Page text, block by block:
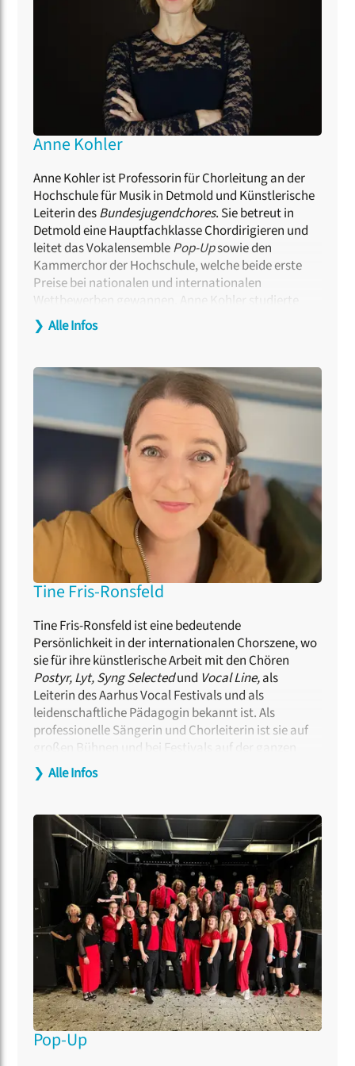
Anne Kohler
Anne Kohler ist Professorin für Chorleitung an der
Hochschule für Musik in Detmold und Künstlerische
Leiterin desBundesjugendchores. Sie betreut in
Detmold eine Hauptfachklasse Chordirigieren und
leitet das VokalensemblePop-Upsowie den
Kammerchor der Hochschule, welche beide erste
Preise bei nationalen und internationalen
Wettbewerben gewannen. Anne Kohler studierte
Schulmusik, Dirigieren und Gesang und vertiefte die
Ausbildung in Meisterkursen bei Eric Ericsson,
Jazz/Pop-Chor bekam sie wichtige Impulse durch
die Zusammenarbeit mit Oliver Gies, Jens Johansen,
Morten Vinter, Sascha Cohn, Peder Karlsson und
Thierry Lalo. Als Dozentin für Kurse zu den Themen
Dirigieren, Stimmbildung und Jazzchorleitung sowie
als Jurorin ist sie international tätig.
❯ Alle Infos
Tine Fris-Ronsfeld
Tine Fris-Ronsfeld ist eine bedeutende
Persönlichkeit in der internationalen Chorszene, wo
sie für ihre künstlerische Arbeit mit den Chören
Postyr, Lyt, Syng Selectedund Vocal Line,als
Leiterin des Aarhus Vocal Festivals und als
leidenschaftliche Pädagogin bekannt ist. Als
professionelle Sängerin und Chorleiterin ist sie auf
großen Bühnen und bei Festivals auf der ganzen
Welt aufgetreten. Im Herbst 2025 gründete sie den
ChorVoA – Voices of Aarhus,
Fris-Ronsfeld hat mehr als 1.000 Workshops und
Coachings auf allen Niveaus geleitet und zusammen
mit Kristoffer Fynbo Thorning mehrere Bücher über
Eisbrecher und Chor-Aufwärmübungen
veröffentlicht. Ihre Arrangements und
Kompositionen erscheinen bei dänischen und
internationalen Verlagen.
❯ Alle Infos
Pop-Up